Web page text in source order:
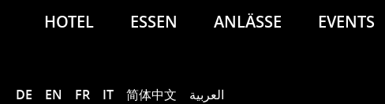
HOTEL ESSEN ANLÄSSE EVENTS
DE EN FR IT 简体中文 العربية